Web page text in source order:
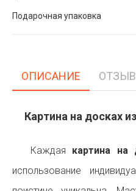
Подарочная упаковка
ОПИСАНИЕ
Картина на досках
Каждая картина на
использование